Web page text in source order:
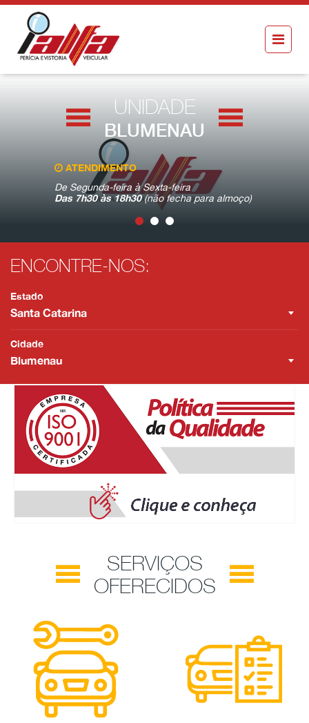
UNIDADE
BLUMENAU
ATENDIMENTO
De Segunda-feira à Sexta-feira
Das 7h30 às 18h30(não fecha para almoço)
ENCONTRE-NOS:
Estado
Santa Catarina
Cidade
Blumenau
SERVIÇOS
OFERECIDOS